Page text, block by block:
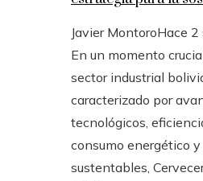
Javier MontoroHace 2
En un momento
sector industrial
caracterizado por
tecnológicos,
consumo energético
sustentables,